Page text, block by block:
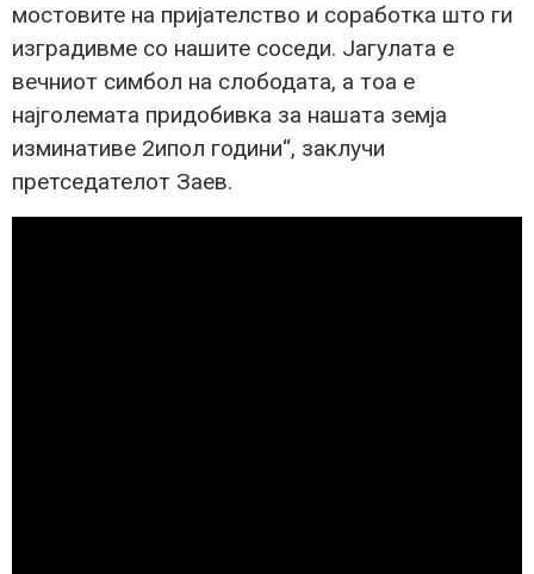
мостовите на пријателство и соработка што ги
изградивме со нашите соседи. Јагулата е
вечниот симбол на слободата, а тоа е
најголемата придобивка за нашата земја
изминативе 2ипол години“, заклучи
претседателот Заев.